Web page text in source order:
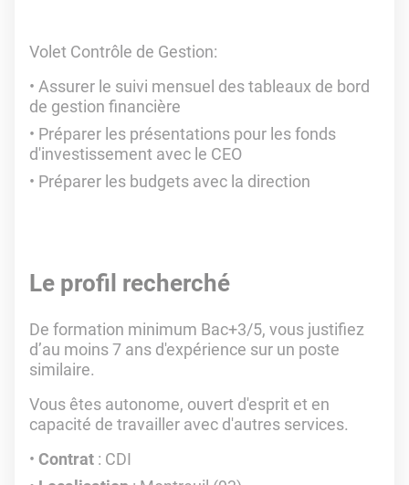
Volet Contrôle de Gestion:
Assurer le suivi mensuel des tableaux de bord
de gestion financière
Préparer les présentations pour les fonds
d'investissement avec le CEO
Préparer les budgets avec la direction
Le profil recherché
De formation minimum Bac+3/5, vous justifiez
d’au moins 7 ans d'expérience sur un poste
similaire.
Vous êtes autonome, ouvert d'esprit et en
capacité de travailler avec d'autres services.
Contrat : CDI